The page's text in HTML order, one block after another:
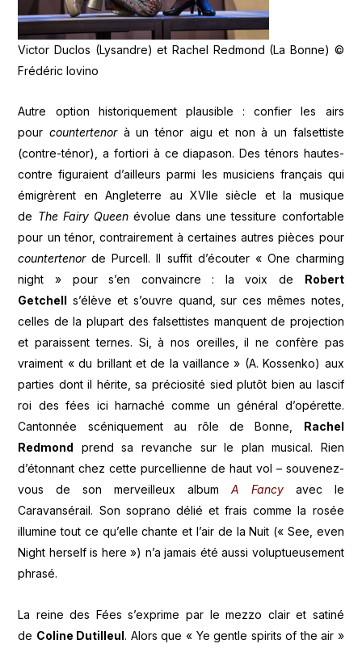
Victor Duclos (Lysandre) et Rachel Redmond (La Bonne) ©
Frédéric Iovino
Autre option historiquement plausible : confier les airs
pourcountertenor à un ténor aigu et non à un falsettiste
(contre-ténor), a fortiori à ce diapason. Des ténors hautes-
contre figuraient d’ailleurs parmi les musiciens français qui
émigrèrent en Angleterre au XVIIe siècle et la musique
de The Fairy Queenévolue dans une tessiture confortable
pour un ténor, contrairement à certaines autres pièces pour
countertenorde Purcell. Il suffit d’écouter « One charming
night » pour s’en convaincre : la voix de Robert
Getchell s’élève et s’ouvre quand, sur ces mêmes notes,
celles de la plupart des falsettistes manquent de projection
et paraissent ternes. Si, à nos oreilles, il ne confère pas
vraiment « du brillant et de la vaillance » (A. Kossenko) aux
parties dont il hérite, sa préciosité sied plutôt bien au lascif
roi des fées ici harnaché comme un général d’opérette.
Cantonnée scéniquement au rôle de Bonne, Rachel
Redmond prend sa revanche sur le plan musical. Rien
d’étonnant chez cette purcellienne de haut vol – souvenez-
vous de son merveilleux album A Fancy avec le
Caravansérail. Son soprano délié et frais comme la rosée
illumine tout ce qu’elle chante et l’air de la Nuit (« See, even
Night herself is here ») n’a jamais été aussi voluptueusement
phrasé.
La reine des Fées s’exprime par le mezzo clair et satiné
de Coline Dutilleul. Alors que « Ye gentle spirits of the air »